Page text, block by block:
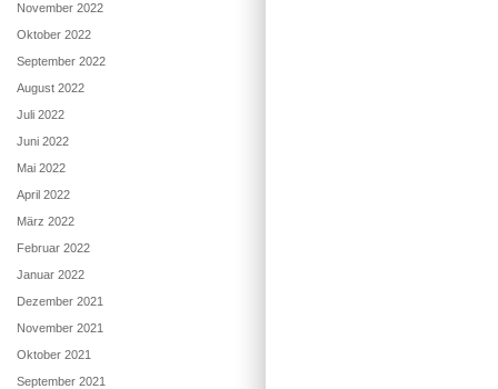
November 2022
Oktober 2022
September 2022
August 2022
Juli 2022
Juni 2022
Mai 2022
April 2022
März 2022
Februar 2022
Januar 2022
Dezember 2021
November 2021
Oktober 2021
September 2021